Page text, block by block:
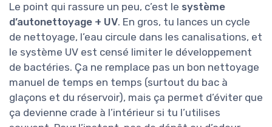
Le point qui rassure un peu, c’est le système
d’autonettoyage + UV. En gros, tu lances un cycle
de nettoyage, l’eau circule dans les canalisations, et
le système UV est censé limiter le développement
de bactéries. Ça ne remplace pas un bon nettoyage
manuel de temps en temps (surtout du bac à
glaçons et du réservoir), mais ça permet d’éviter que
ça devienne crade à l’intérieur si tu l’utilises